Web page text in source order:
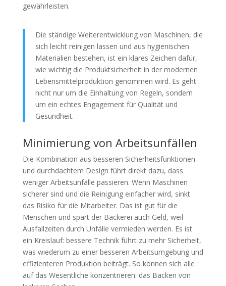
gewährleisten.
Die ständige Weiterentwicklung von Maschinen, die
sich leicht reinigen lassen und aus hygienischen
Materialien bestehen, ist ein klares Zeichen dafür,
wie wichtig die Produktsicherheit in der modernen
Lebensmittelproduktion genommen wird. Es geht
nicht nur um die Einhaltung von Regeln, sondern
um ein echtes Engagement für Qualität und
Gesundheit.
Minimierung von Arbeitsunfällen
Die Kombination aus besseren Sicherheitsfunktionen
und durchdachtem Design führt direkt dazu, dass
weniger Arbeitsunfälle passieren. Wenn Maschinen
sicherer sind und die Reinigung einfacher wird, sinkt
das Risiko für die Mitarbeiter. Das ist gut für die
Menschen und spart der Bäckerei auch Geld, weil
Ausfallzeiten durch Unfälle vermieden werden. Es ist
ein Kreislauf: bessere Technik führt zu mehr Sicherheit,
was wiederum zu einer besseren Arbeitsumgebung und
effizienteren Produktion beiträgt. So können sich alle
auf das Wesentliche konzentrieren: das Backen von